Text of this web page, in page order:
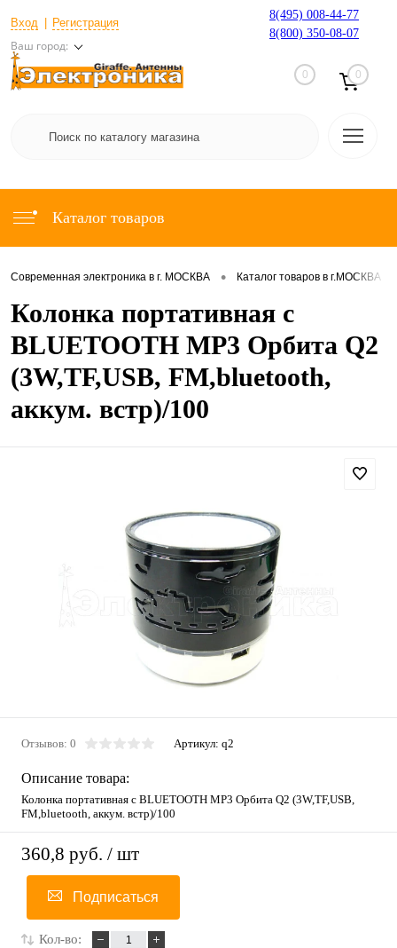
Вход Регистрация
Ваш город:
8(495) 008-44-77
8(800) 350-08-07
0 0
Каталог товаров
Современная электроника в г. МОСКВА • Каталог товаров в г.МОСКВА
Колонка портативная с
BLUETOOTH MP3 Орбита Q2
(3W,TF,USB, FM,bluetooth,
аккум. встр)/100
Отзывов: 0 Артикул: q2
Описание товара:
Колонка портативная с BLUETOOTH MP3 Орбита Q2 (3W,TF,USB,
FM,bluetooth, аккум. встр)/100
360,8 руб. / шт
Подписаться
Кол-во: